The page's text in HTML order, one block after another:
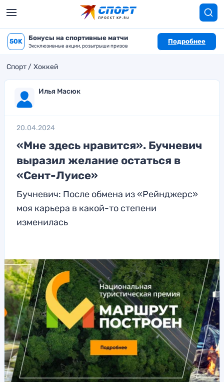
50K Бонусы на спортивные матчи
Эксклюзивные акции, розыгрыши призов
Подробнее
Спорт Хоккей
Илья Масюк
20.04.2024
«Мне здесь нравится». Бучневич
выразил желание остаться в
«Сент-Луисе»
Бучневич: После обмена из «Рейнджерс»
моя карьера в какой-то степени
изменилась